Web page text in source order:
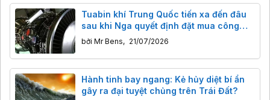
Tuabin khí Trung Quốc tiến xa đến đâu
sau khi Nga quyết định đặt mua công
nghệ?
bởi Mr Bens, 21/07/2026
Hành tinh bay ngang: Kẻ hủy diệt bí ẩn
gây ra đại tuyệt chủng trên Trái Đất?